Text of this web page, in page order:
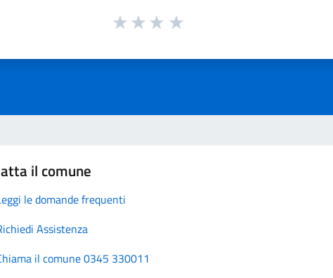
il comune
le domande frequenti
Assistenza
il comune 0345 330011